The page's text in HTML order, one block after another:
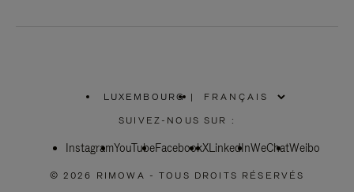
LUXEMBOURG
SÉLECTIONNEZ
VOTRE
|
SUIVEZ-NOUS SUR :
InstagramYouTubeFacebookXLinkedInWeChatWeibo
© 2026 RIMOWA - TOUS DROITS RÉSERVÉS